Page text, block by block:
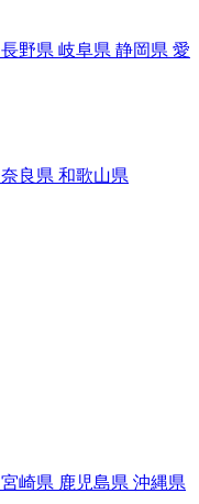
長野県 岐阜県 静岡県 愛
奈良県 和歌山県
宮崎県 鹿児島県 沖縄県